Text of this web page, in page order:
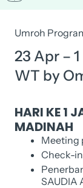
Umroh
23 Apr –
WT by
HARI KE 1
MADINAH
Meeting
Check-
SAUDIA